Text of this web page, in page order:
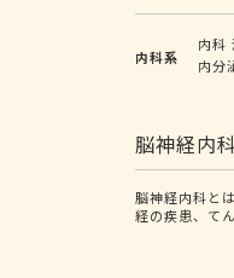
内科系
内科
内分
脳神経内
脳神経内科と
経の疾患、て